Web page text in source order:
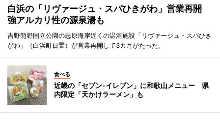
白浜の「リヴァージュ・スパひきがわ」営業再開
強アルカリ性の源泉湯も
吉野熊野国立公園の志原海岸近くの温浴施設「リヴァージュ・スパひき
がわ」（白浜町日置）が営業再開して3カ月がたった。
食べる
近畿の「セブン-イレブン」に和歌山メニュー 県
内限定「天かけラーメン」も